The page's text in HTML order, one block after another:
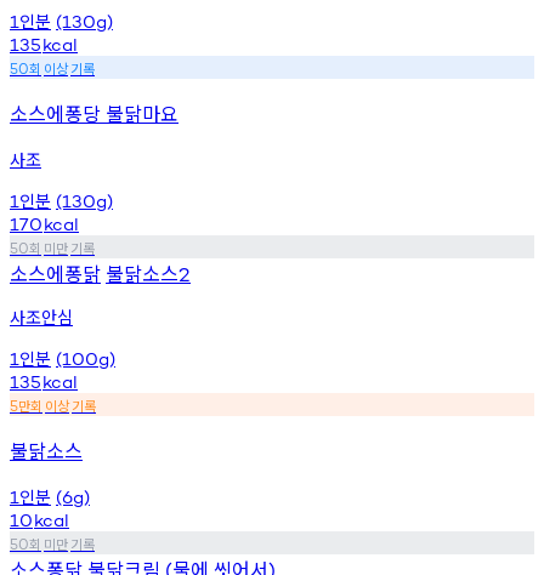
1 인분 (130g)
135kcal
50회 이상기록
소스에퐁당 불닭마요
사조
1 인분 (130g)
170kcal
50회 미만기록
소스에퐁닭 불닭소스2
사조안심
1 인분 (100g)
135kcal
5만회 이상기록
불닭소스
1 인분 (6g)
10kcal
50회 미만기록
소스퐁닭 불닭크림 (물에 씻어서)